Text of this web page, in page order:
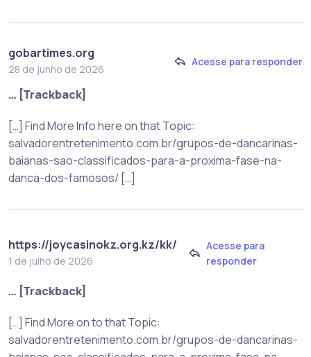
gobartimes.org
28 de junho de 2026
Acesse para responder
… [Trackback]
[…] Find More Info here on that Topic:
salvadorentretenimento.com.br/grupos-de-dancarinas-
baianas-sao-classificados-para-a-proxima-fase-na-
danca-dos-famosos/ […]
https://joycasinokz.org.kz/kk/
1 de julho de 2026
Acesse para
responder
… [Trackback]
[…] Find More on to that Topic:
salvadorentretenimento.com.br/grupos-de-dancarinas-